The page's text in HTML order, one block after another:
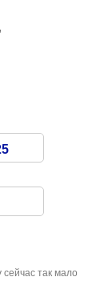
сейчас так мало